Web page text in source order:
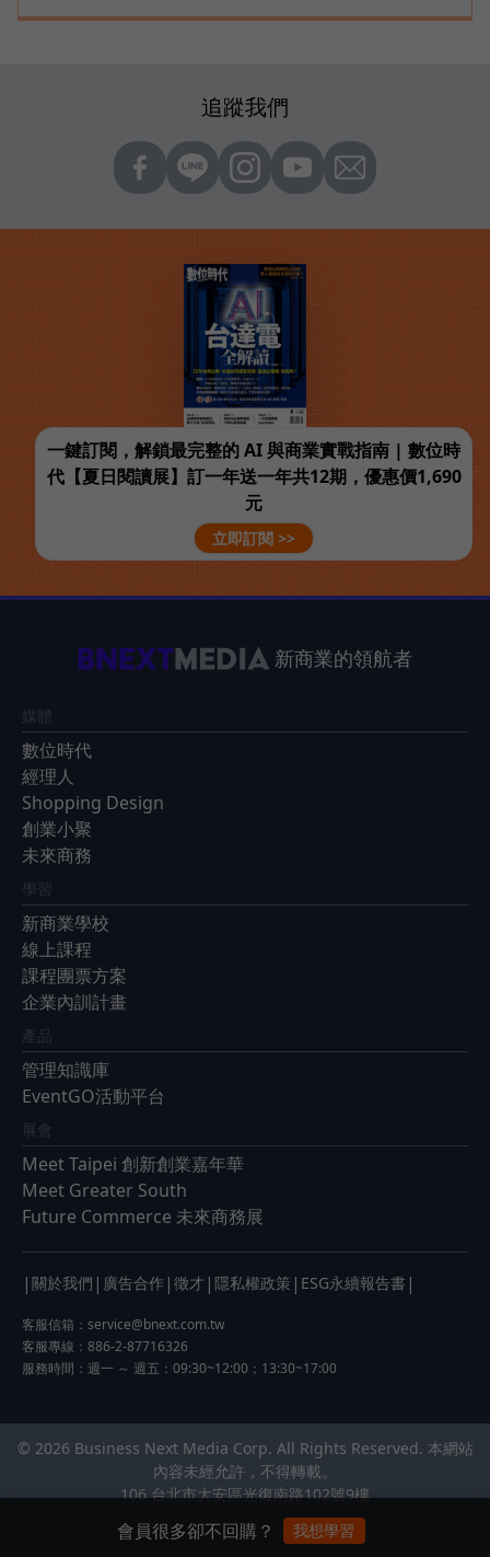
追蹤我們
一鍵訂閱，解鎖最完整的 AI 與商業實戰指南 | 數位時
代【夏日閱讀展】訂一年送一年共12期，優惠價1,690
元
立即訂閱 >>
新商業的領航者
媒體
數位時代
經理人
Shopping Design
創業小聚
未來商務
學習
新商業學校
線上課程
課程團票方案
企業內訓計畫
產品
管理知識庫
EventGO活動平台
展會
Meet Taipei 創新創業嘉年華
Meet Greater South
Future Commerce 未來商務展
| 關於我們 | 廣告合作 | 徵才 | 隱私權政策 | ESG永續報告書 |
客服信箱： service@bnext.com.tw
客服專線：886-2-87716326
服務時間：週一 ～ 週五：09:30~12:00；13:30~17:00
© 2026 Business Next Media Corp. All Rights Reserved. 本網站
內容未經允許，不得轉載。
106 台北市大安區光復南路102號9樓
會員很多卻不回購？ 我想學習